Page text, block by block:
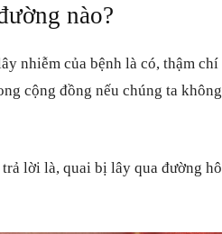
nào?
nhiễm của bệnh là có, thậm chí
cộng đồng nếu chúng ta không
lời là, quai bị lây qua đường hô